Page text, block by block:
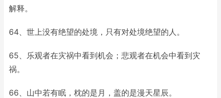
解释。
64、世上没有绝望的处境，只有对处境绝望的人。
65、乐观者在灾祸中看到机会；悲观者在机会中看到灾
祸。
66、山中若有眠，枕的是月，盖的是漫天星辰。